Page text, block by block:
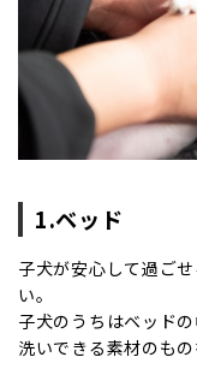
1.ベッド
子犬が安心して過ご
い。
子犬のうちはベッド
洗いできる素材のもの